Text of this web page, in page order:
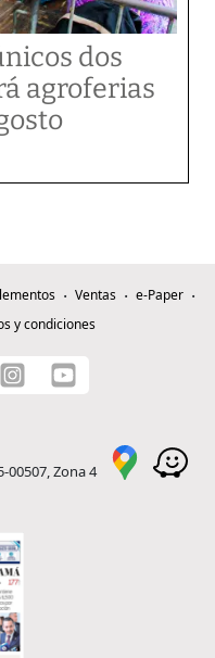
dos
agroferias
Ventas
e-Paper
y condiciones
00507, Zona 4